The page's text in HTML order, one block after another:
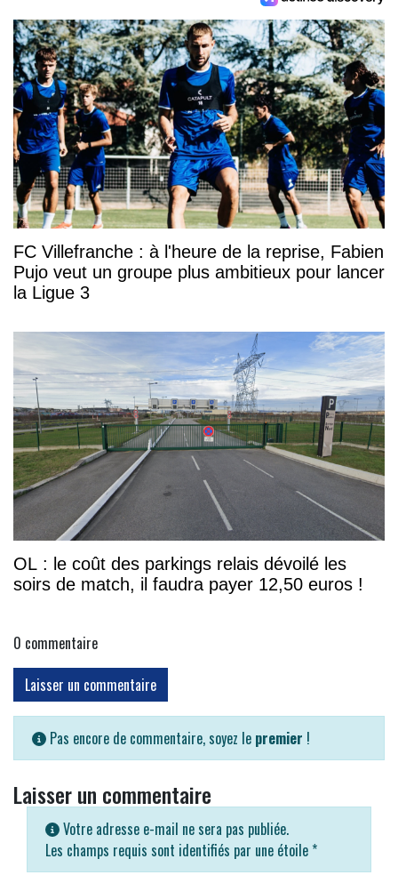
FC Villefranche : à l'heure de la reprise, Fabien
Pujo veut un groupe plus ambitieux pour lancer
la Ligue 3
OL : le coût des parkings relais dévoilé les
soirs de match, il faudra payer 12,50 euros !
0 commentaire
Laisser un commentaire
Pas encore de commentaire, soyez le premier !
Laisser un commentaire
Votre adresse e-mail ne sera pas publiée.
Les champs requis sont identifiés par une étoile *